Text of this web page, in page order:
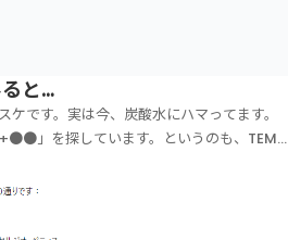
と…
ケです。実は今、炭酸水にハマってます。
」を探しています。というのも、TEMU
ましたね～。9300円で買ったんですけど、
＝310...